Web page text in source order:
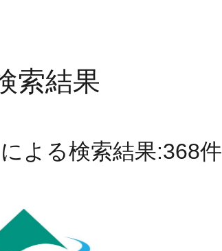
索結果
による検索結果:368件